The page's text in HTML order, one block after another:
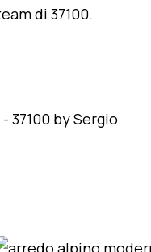
di 37100.